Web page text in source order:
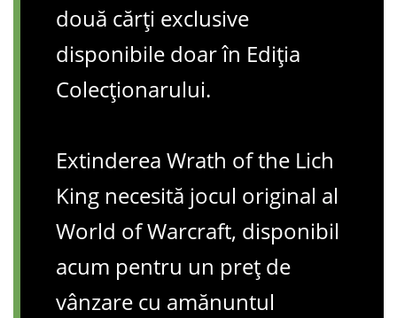
două cărți exclusive
disponibile doar în Ediția
Colecționarului.
Extinderea Wrath of the Lich
King necesită jocul original al
World of Warcraft, disponibil
acum pentru un preț de
vânzare cu amănuntul